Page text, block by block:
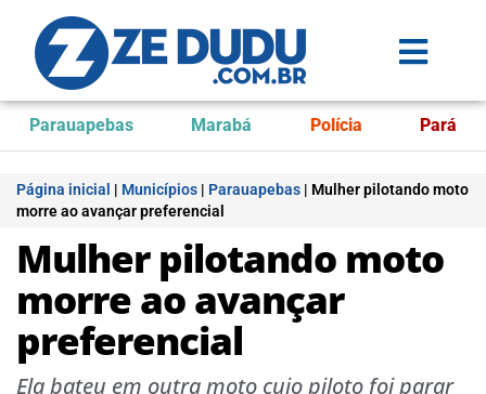
Parauapebas Marabá Polícia Pará
Página inicial | Municípios | Parauapebas | Mulher pilotando moto
morre ao avançar preferencial
Mulher pilotando moto
morre ao avançar
preferencial
Ela bateu em outra moto cujo piloto foi parar